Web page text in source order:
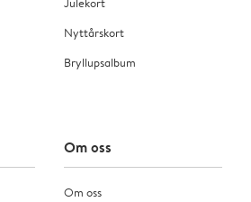
Nyttårskort
Bryllupsalbum
Om oss
Om oss